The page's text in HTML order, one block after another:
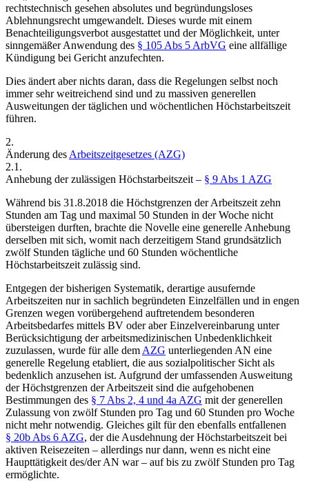
rechtstechnisch gesehen absolutes und begründungsloses
Ablehnungsrecht umgewandelt. Dieses wurde mit einem
Benachteiligungsverbot ausgestattet und der Möglichkeit, unter
sinngemäßer Anwendung des § 105 Abs 5 ArbVG eine allfällige
Kündigung bei Gericht anzufechten.
Dies ändert aber nichts daran, dass die Regelungen selbst noch
immer sehr weitreichend sind und zu massiven generellen
Ausweitungen der täglichen und wöchentlichen Höchstarbeitszeit
führen.
2.
Änderung des Arbeitszeitgesetzes (AZG)
2.1.
Anhebung der zulässigen Höchstarbeitszeit – § 9 Abs 1 AZG
Während bis 31.8.2018 die Höchstgrenzen der Arbeitszeit zehn
Stunden am Tag und maximal 50 Stunden in der Woche nicht
übersteigen durften, brachte die Novelle eine generelle Anhebung
derselben mit sich, womit nach derzeitigem Stand grundsätzlich
zwölf Stunden tägliche und 60 Stunden wöchentliche
Höchstarbeitszeit zulässig sind.
Entgegen der bisherigen Systematik, derartige ausufernde
Arbeitszeiten nur in sachlich begründeten Einzelfällen und in engen
Grenzen wegen vorübergehend auftretendem besonderen
Arbeitsbedarfes mittels BV oder aber Einzelvereinbarung unter
Berücksichtigung der arbeitsmedizinischen Unbedenklichkeit
zuzulassen, wurde für alle dem AZG unterliegenden AN eine
generelle Regelung etabliert, die aus sozialpolitischer Sicht als
bedenklich anzusehen ist. Aufgrund der umfassenden Ausweitung
der Höchstgrenzen der Arbeitszeit sind die aufgehobenen
Bestimmungen des § 7 Abs 2, 4 und 4a AZG mit der generellen
Zulassung von zwölf Stunden pro Tag und 60 Stunden pro Woche
nicht mehr notwendig. Gleiches gilt für den ebenfalls entfallenen
§ 20b Abs 6 AZG, der die Ausdehnung der Höchstarbeitszeit bei
aktiven Reisezeiten – allerdings nur dann, wenn es nicht eine
Haupttätigkeit des/der AN war – auf bis zu zwölf Stunden pro Tag
ermöglichte.